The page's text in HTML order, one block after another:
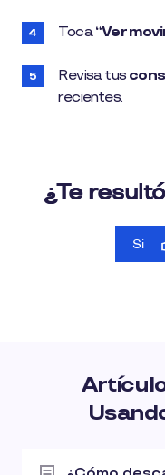
Toca“Ver
Revisa tus
recientes.